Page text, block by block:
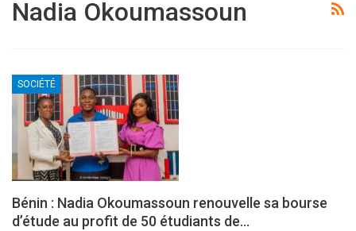
Nadia Okoumassoun
SOCIÉTÉ
Bénin : Nadia Okoumassoun renouvelle sa bourse
d’étude au profit de 50 étudiants de…